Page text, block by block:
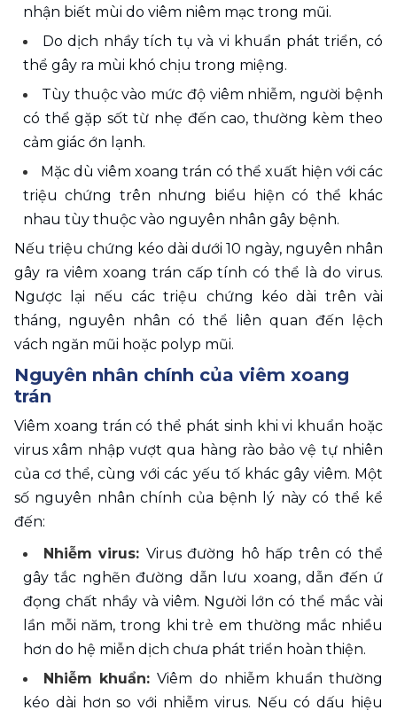
nhận biết mùi do viêm niêm mạc trong mũi.
Do dịch nhầy tích tụ và vi khuẩn phát triển, có
thể gây ra mùi khó chịu trong miệng.
Tùy thuộc vào mức độ viêm nhiễm, người bệnh
có thể gặp sốt từ nhẹ đến cao, thường kèm theo
cảm giác ớn lạnh.
Mặc dù viêm xoang trán có thể xuất hiện với các
triệu chứng trên nhưng biểu hiện có thể khác
nhau tùy thuộc vào nguyên nhân gây bệnh.
Nếu triệu chứng kéo dài dưới 10 ngày, nguyên nhân
gây ra viêm xoang trán cấp tính có thể là do virus.
Ngược lại nếu các triệu chứng kéo dài trên vài
tháng, nguyên nhân có thể liên quan đến lệch
vách ngăn mũi hoặc polyp mũi.
Nguyên nhân chính của viêm xoang
trán
Viêm xoang trán có thể phát sinh khi vi khuẩn hoặc
virus xâm nhập vượt qua hàng rào bảo vệ tự nhiên
của cơ thể, cùng với các yếu tố khác gây viêm. Một
số nguyên nhân chính của bệnh lý này có thể kể
đến:
Nhiễm virus: Virus đường hô hấp trên có thể
gây tắc nghẽn đường dẫn lưu xoang, dẫn đến ứ
đọng chất nhầy và viêm. Người lớn có thể mắc vài
lần mỗi năm, trong khi trẻ em thường mắc nhiều
hơn do hệ miễn dịch chưa phát triển hoàn thiện.
Nhiễm khuẩn: Viêm do nhiễm khuẩn thường
kéo dài hơn so với nhiễm virus. Nếu có dấu hiệu